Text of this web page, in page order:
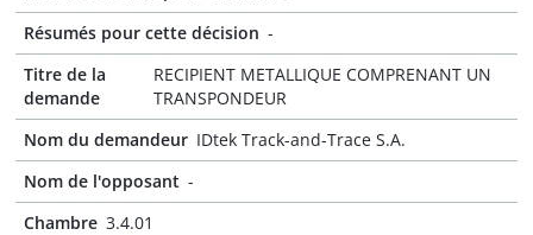
Résumés pour cette décision -
Titre de la
demande
RECIPIENT METALLIQUE COMPRENANT UN
TRANSPONDEUR
Nom du demandeur IDtek Track-and-Trace S.A.
Nom de l'opposant -
Chambre 3.4.01